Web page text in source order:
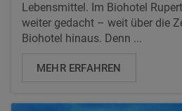
Lebensmittel. Im Biohotel
weiter gedacht – weit über die
Biohotel hinaus. Denn ...
MEHR ERFAHREN